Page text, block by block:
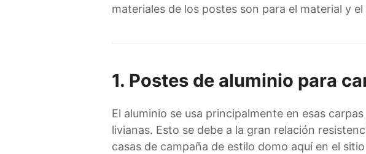
materiales de los postes son para el material y
1. Postes de aluminio para
El aluminio se usa principalmente en esas
livianas. Esto se debe a la gran relación
casas de campaña de estilo domo aquí en el